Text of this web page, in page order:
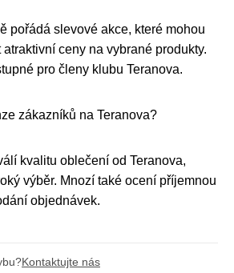
pořádá slevové akce, které mohou
ceny na vybrané produkty.
pro členy klubu Teranova.
zákazníků na Teranova?
kvalitu oblečení od Teranova,
výběr. Mnozí také ocení příjemnou
objednávek.
Kontaktujte nás